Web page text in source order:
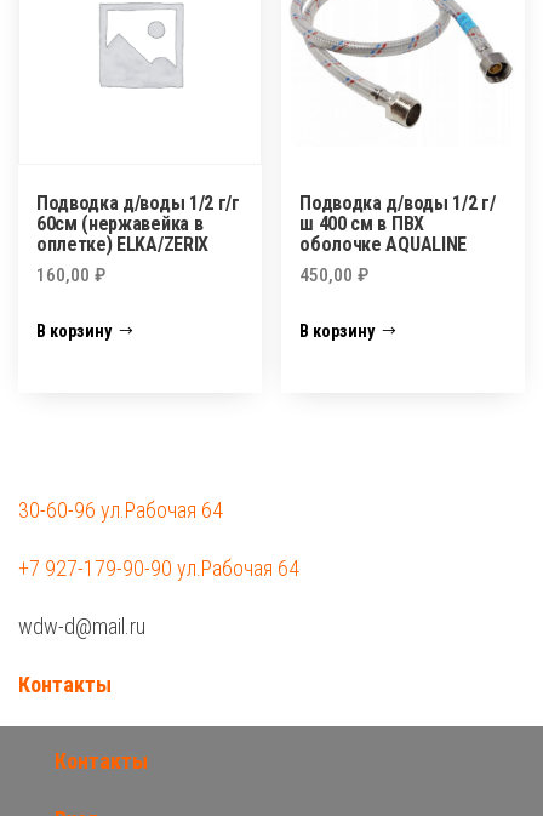
Подводка д/воды 1/2 г/г
60см (нержавейка в
оплетке) ELKA/ZERIX
160,00 ₽
В корзину
Подводка д/воды 1/2 г/
ш 400 см в ПВХ
оболочке AQUALINE
450,00₽
В корзину
30-60-96 ул.Рабочая 64
+7 927-179-90-90 ул.Рабочая 64
wdw-d@mail.ru
Контакты
Контакты